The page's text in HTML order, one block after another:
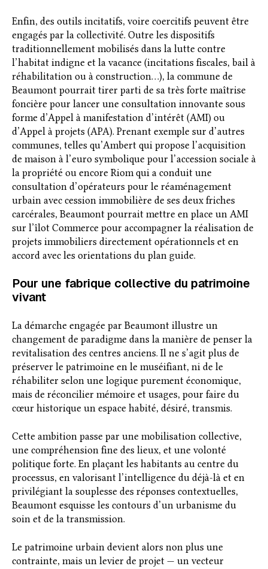
Enfin, des outils incitatifs, voire coercitifs peuvent être
engagés par la collectivité. Outre les dispositifs
traditionnellement mobilisés dans la lutte contre
l’habitat indigne et la vacance (incitations fiscales, bail à
réhabilitation ou à construction…), la commune de
Beaumont pourrait tirer parti de sa très forte maîtrise
foncière pour lancer une consultation innovante sous
forme d’Appel à manifestation d’intérêt (AMI) ou
d’Appel à projets (APA). Prenant exemple sur d’autres
communes, telles qu’Ambert qui propose l’acquisition
de maison à l’euro symbolique pour l’accession sociale à
la propriété ou encore Riom qui a conduit une
consultation d’opérateurs pour le réaménagement
urbain avec cession immobilière de ses deux friches
carcérales, Beaumont pourrait mettre en place un AMI
sur l’îlot Commerce pour accompagner la réalisation de
projets immobiliers directement opérationnels et en
accord avec les orientations du plan guide.
Pour une fabrique collective du patrimoine
vivant
La démarche engagée par Beaumont illustre un
changement de paradigme dans la manière de penser la
revitalisation des centres anciens. Il ne s’agit plus de
préserver le patrimoine en le muséifiant, ni de le
réhabiliter selon une logique purement économique,
mais de réconcilier mémoire et usages, pour faire du
cœur historique un espace habité, désiré, transmis.
Cette ambition passe par une mobilisation collective,
une compréhension fine des lieux, et une volonté
politique forte. En plaçant les habitants au centre du
processus, en valorisant l’intelligence du déjà-là et en
privilégiant la souplesse des réponses contextuelles,
Beaumont esquisse les contours d’un urbanisme du
soin et de la transmission.
Le patrimoine urbain devient alors non plus une
contrainte, mais un levier de projet — un vecteur